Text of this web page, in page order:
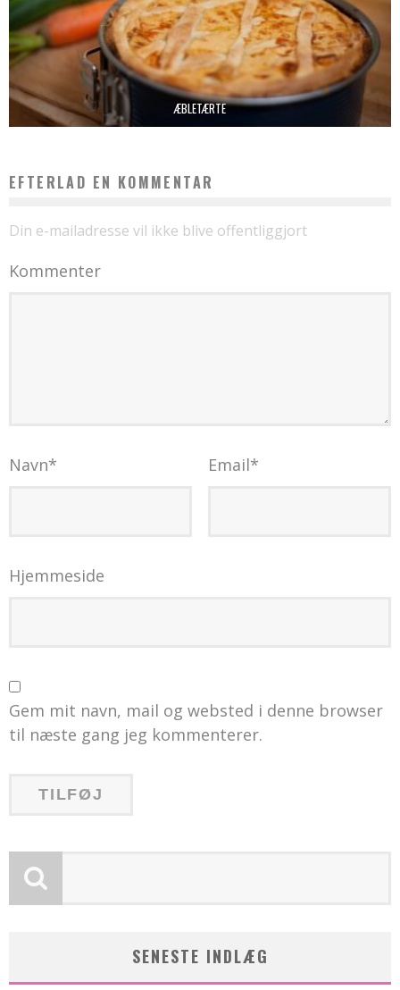
ÆBLETÆRTE
EFTERLAD EN KOMMENTAR
Din e-mailadresse vil ikke blive offentliggjort
Kommenter
Navn* Email*
Hjemmeside
Gem mit navn, mail og websted i denne browser
til næste gang jeg kommenterer.
SENESTE INDLÆG